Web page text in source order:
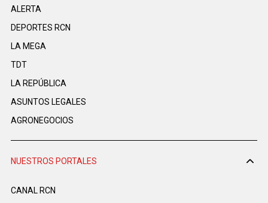
ALERTA
DEPORTES RCN
LA MEGA
TDT
LA REPÚBLICA
ASUNTOS LEGALES
AGRONEGOCIOS
NUESTROS PORTALES
CANAL RCN